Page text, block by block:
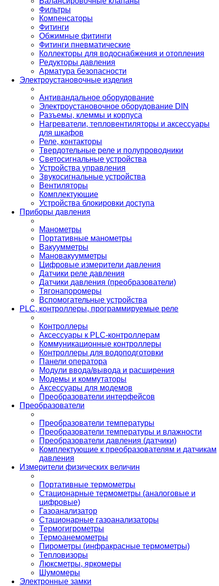
Фильтры
Компенсаторы
Фитинги
Обжимные фитинги
Фитинги пневматические
Коллекторы для водоснабжения и отопления
Редукторы давления
Арматура безопасности
Электроустановочные изделия
Антивандальное оборудование
Электроустановочное оборудование DIN
Разъемы, клеммы и корпуса
Нагреватели, тепловентиляторы и аксессуары
для шкафов
Реле, контакторы
Твердотельные реле и полупроводники
Светосигнальные устройства
Устройства управления
Звукосигнальные устройства
Вентиляторы
Комплектующие
Устройства блокировки доступа
Приборы давления
Манометры
Портативные манометры
Вакуумметры
Мановакуумметры
Цифровые измерители давления
Датчики реле давления
Датчики давления (преобразователи)
Тягонапоромеры
Вспомогательные устройства
PLС, контроллеры, программируемые реле
Контроллеры
Аксессуары к PLC-контроллерам
Коммуникационные контроллеры
Контроллеры для водоподготовки
Панели оператора
Модули ввода/вывода и расширения
Модемы и коммутаторы
Аксессуары для модемов
Преобразователи интерфейсов
Преобразователи
Преобразователи температуры
Преобразователи температуры и влажности
Преобразователи давления (датчики)
Комплектующие к преобразователям и датчикам
давления
Измерители физических величин
Портативные термометры
Стационарные термометры (аналоговые и
цифровые)
Газоанализатор
Стационарные газоанализаторы
Термогигрометры
Термоанемометры
Пирометры (инфракрасные термометры)
Тепловизоры
Люксметры, яркомеры
Шумомеры
Электронные замки